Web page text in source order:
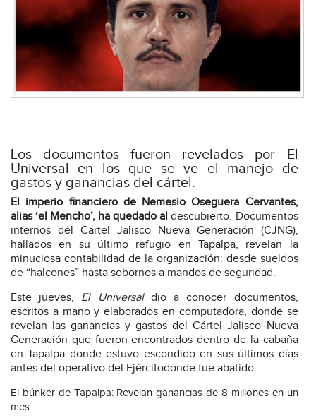
Los documentos fueron revelados por El
Universal en los que se ve el manejo de
gastos y ganancias del cártel.
El imperio financiero de Nemesio Oseguera Cervantes,
alias ‘el Mencho’, ha quedado aldescubierto. Documentos
internos del Cártel Jalisco Nueva Generación (CJNG),
hallados en su último refugio en Tapalpa, revelan la
minuciosa contabilidad de la organización: desde sueldos
de “halcones” hasta sobornos a mandos de seguridad.
Este jueves, El Universaldio a conocer documentos,
escritos a mano y elaborados en computadora, donde se
revelan las ganancias y gastos del Cártel Jalisco Nueva
Generación que fueron encontrados dentro de la cabaña
en Tapalpa donde estuvo escondido en sus últimos días
antes del operativo del Ejércitodonde fue abatido.
El búnker de Tapalpa: Revelan ganancias de 8 millones en un
mes